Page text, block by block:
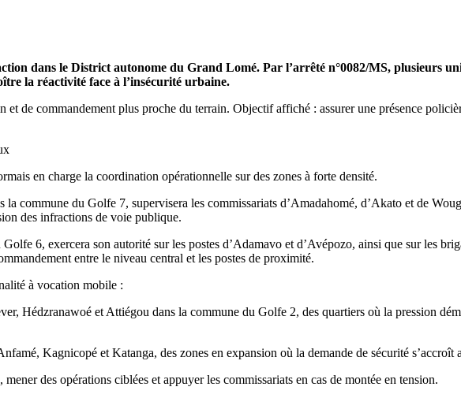
dans le District autonome du Grand Lomé. Par l’arrêté n°0082/MS, plusieurs
la réactivité face à l’insécurité urbaine.
de commandement plus proche du terrain. Objectif affiché : assurer une présence
en charge la coordination opérationnelle sur des zones à forte densité.
commune du Golfe 7, supervisera les commissariats d’Amadahomé, d’Akato et de
des infractions de voie publique.
6, exercera son autorité sur les postes d’Adamavo et d’Avépozo, ainsi que sur les
entre le niveau central et les postes de proximité.
à vocation mobile :
Hédzranawoé et Attiégou dans la commune du Golfe 2, des quartiers où la pression
Kagnicopé et Katanga, des zones en expansion où la demande de sécurité s’accroît
des opérations ciblées et appuyer les commissariats en cas de montée en tension.